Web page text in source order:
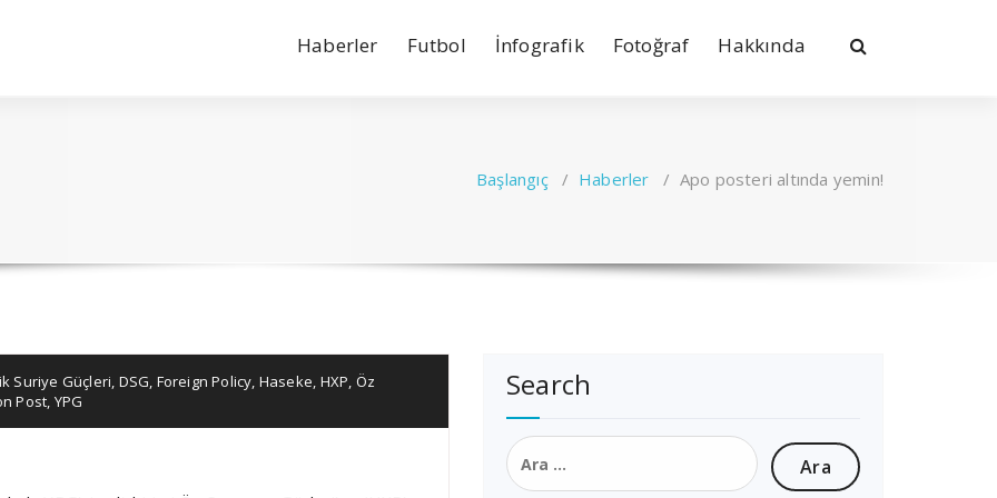
Haberler Futbol İnfografik Fotoğraf Hakkında
Başlangıç/ Haberler / Apo posteri altında yemin!
Suriye Güçleri, DSG, Foreign Policy, Haseke, HXP, Öz
Post, YPG Search
Arama: